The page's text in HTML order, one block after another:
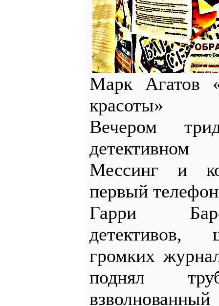
Марк Агатов
красоты»
Вечером
Мессинг и
первый
Гарри
детективов,
громких
поднял